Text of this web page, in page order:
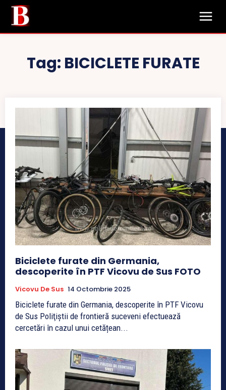
Tag: BICICLETE FURATE
Biciclete furate din Germania,
descoperite în PTF Vicovu de Sus FOTO
Vicovu De Sus 14 Octombrie 2025
Biciclete furate din Germania, descoperite în PTF Vicovu
de Sus Poliţiştii de frontieră suceveni efectuează
cercetări în cazul unui cetățean...